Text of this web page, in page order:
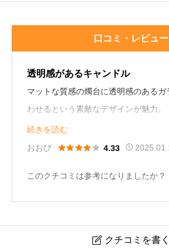
口コミ・レビュー
透明感があるキャンドル
マットな質感の燭台に透明感のあるガ
わせるという素敵なデザインが魅力。
香りはとても華やかで、お部屋がまる
お部屋に置いてあるだけで気分が上が
続きを読む
おおぴ
 4.33
このクチコミは参考になりましたか？
 クチコミを書く